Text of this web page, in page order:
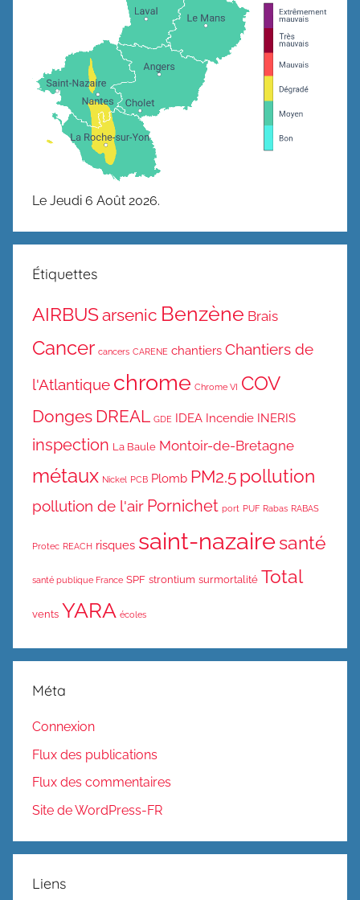
Le Jeudi 6 Août 2026.
Étiquettes
AIRBUSarsenic Benzène Brais
Cancer cancers CARENE chantiers Chantiers de
l'Atlantique chrome Chrome VI COV
Donges DREAL GDE IDEA Incendie INERIS
inspection La Baule Montoir-de-Bretagne
métaux Nickel PCB Plomb PM2.5 pollution
pollution de l'air Pornichet port PUF Rabas RABAS
Protec REACH risques saint-nazairesanté
santé publique France SPF strontium surmortalité Total
vents YARA écoles
Méta
Connexion
Flux des publications
Flux des commentaires
Site de WordPress-FR
Liens